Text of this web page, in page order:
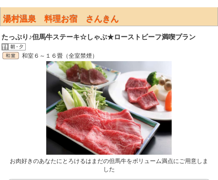
湯村温泉 料理お宿 さんきん
たっぷり♪但馬牛ステーキ☆しゃぶ★ローストビーフ満喫プラン
和室６～１６畳（全室禁煙）
お肉好きのあなたにとろけるはまだの但馬牛をボリューム満点にご用意しま
した